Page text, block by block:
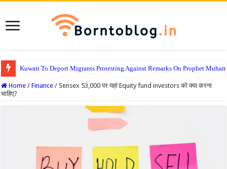
Kuwait To Deport Migrants Protesting Against Remarks On Prophet
Home / Finance / Sensex 53,000 पर यहां Equity fund investors को क्या करना
चाहिए?